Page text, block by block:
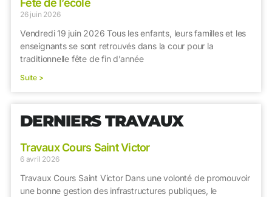
Fête de l’école
26 juin 2026
Vendredi 19 juin 2026 Tous les enfants, leurs familles et les
enseignants se sont retrouvés dans la cour pour la
traditionnelle fête de fin d’année
Suite >
DERNIERS TRAVAUX
Travaux Cours Saint Victor
6 avril 2026
Travaux Cours Saint Victor Dans une volonté de promouvoir
une bonne gestion des infrastructures publiques, le